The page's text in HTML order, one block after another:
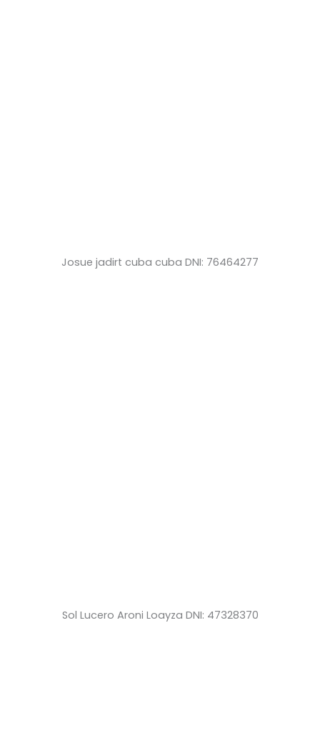
Josue jadirt cuba cuba DNI: 76464277
Sol Lucero Aroni Loayza DNI: 47328370